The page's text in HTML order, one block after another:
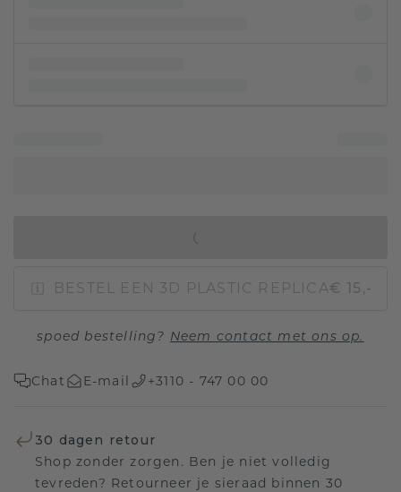
BESTEL EEN 3D PLASTIC REPLICA€ 15,-
spoed bestelling? Neem contact met ons op.
Chat E-mail +3110 - 747 00 00
30 dagen retour
Shop zonder zorgen. Ben je niet volledig
tevreden? Retourneer je sieraad binnen 30